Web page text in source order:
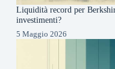
Liquidità record per
investimenti?
5 Maggio 2026